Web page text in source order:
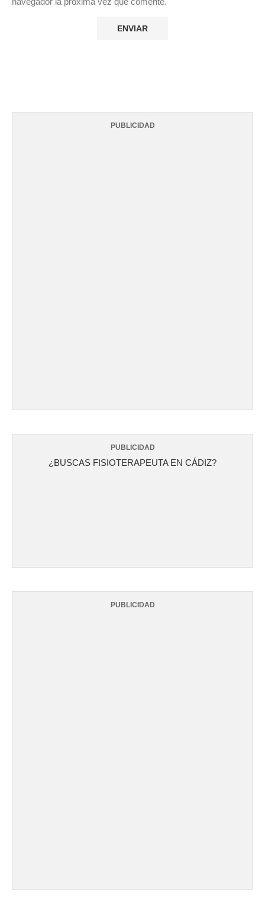
PUBLICIDAD
PUBLICIDAD
¿BUSCAS FISIOTERAPEUTA EN CÁDIZ?
PUBLICIDAD